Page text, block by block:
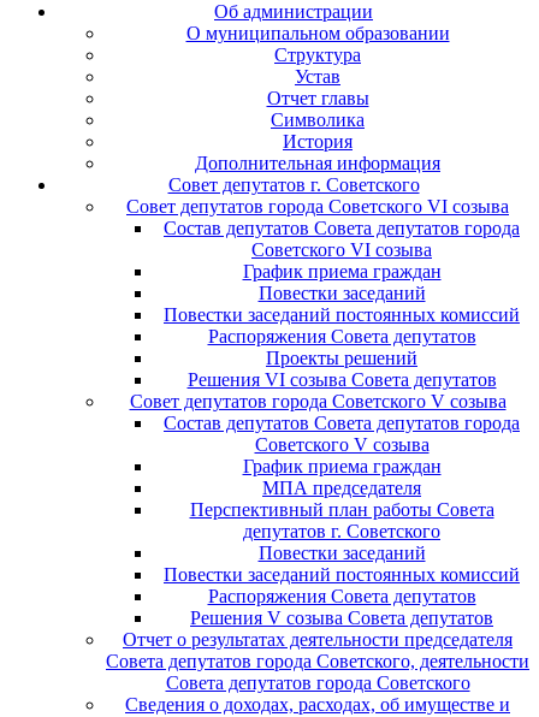
Об администрации
О муниципальном образовании
Структура
Устав
Отчет главы
Символика
История
Дополнительная информация
Совет депутатов г. Советского
Совет депутатов города Советского VI созыва
Состав депутатов Совета депутатов города
Советского VI созыва
График приема граждан
Повестки заседаний
Повестки заседаний постоянных комиссий
Распоряжения Совета депутатов
Проекты решений
Решения VI созыва Совета депутатов
Совет депутатов города Советского V созыва
Состав депутатов Совета депутатов города
Советского V созыва
График приема граждан
МПА председателя
Перспективный план работы Совета
депутатов г. Советского
Повестки заседаний
Повестки заседаний постоянных комиссий
Распоряжения Совета депутатов
Решения V созыва Совета депутатов
Отчет о результатах деятельности председателя
Совета депутатов города Советского, деятельности
Совета депутатов города Советского
Сведения о доходах, расходах, об имуществе и